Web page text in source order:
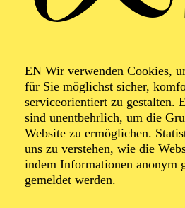
EN Wir verwenden Cookies,
für Sie möglichst sicher,
serviceorientiert zu gestalten.
sind unentbehrlich, um die
Website zu ermöglichen.
uns zu verstehen, wie die
indem Informationen anonym
gemeldet werden.
RWE Pavillon
Werke von Ludwig van Beethoven,
Künstlergespräch im Anschluss an
"Sonntagsmatinee plus" für
TICKETS
25,00€